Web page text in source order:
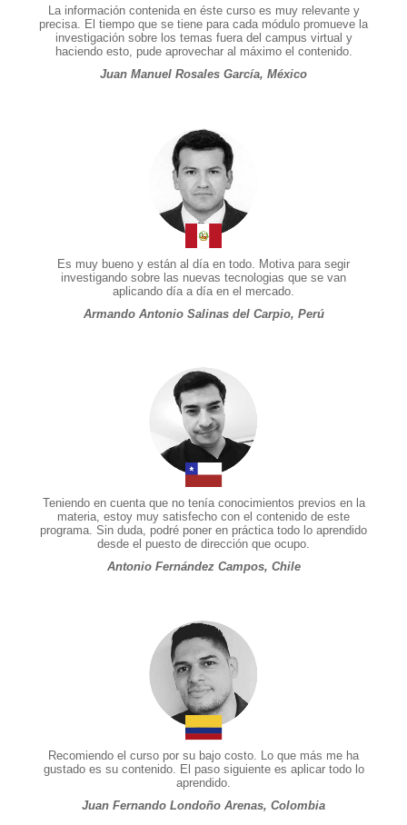
La información contenida en éste curso es muy relevante y
precisa. El tiempo que se tiene para cada módulo promueve la
investigación sobre los temas fuera del campus virtual y
haciendo esto, pude aprovechar al máximo el contenido.
Juan Manuel Rosales García, México
Es muy bueno y están al día en todo. Motiva para segir
investigando sobre las nuevas tecnologias que se van
aplicando día a día en el mercado.
Armando Antonio Salinas del Carpio, Perú
Teniendo en cuenta que no tenía conocimientos previos en la
materia, estoy muy satisfecho con el contenido de este
programa. Sin duda, podré poner en práctica todo lo aprendido
desde el puesto de dirección que ocupo.
Antonio Fernández Campos, Chile
Recomiendo el curso por su bajo costo. Lo que más me ha
gustado es su contenido. El paso siguiente es aplicar todo lo
aprendido.
Juan Fernando Londoño Arenas, Colombia